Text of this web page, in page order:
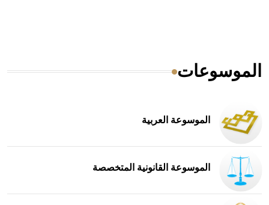
الموسوعات
الموسوعة العربية
الموسوعة القانونية المتخصصة